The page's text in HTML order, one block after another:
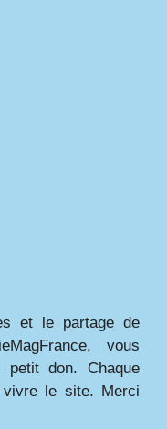
et le partage de
vous
don. Chaque
le site. Merci